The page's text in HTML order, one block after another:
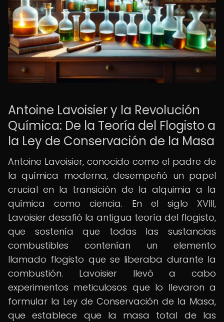
Antoine Lavoisier y la Revolución
Química: De la Teoría del Flogisto a
la Ley de Conservación de la Masa
Antoine Lavoisier, conocido como el padre de
la química moderna, desempeñó un papel
crucial en la transición de la alquimia a la
química como ciencia. En el siglo XVIII,
Lavoisier desafió la antigua teoría del flogisto,
que sostenía que todas las sustancias
combustibles contenían un elemento
llamado flogisto que se liberaba durante la
combustión. Lavoisier llevó a cabo
experimentos meticulosos que lo llevaron a
formular la Ley de Conservación de la Masa,
que establece que la masa total de las